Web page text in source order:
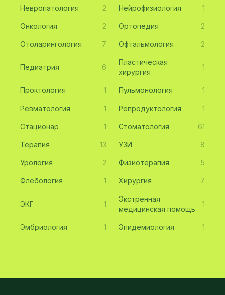
Невропатология 2 Нейрофизиология 1
Онкология 2 Ортопедия 2
Отоларингология 7 Офтальмология 2
Педиатрия 6
Пластическая
хирургия
1
Проктология 1 Пульмонология 1
Ревматология 1 Репродуктология 1
Стационар 1 Стоматология 61
Терапия 13 УЗИ 8
Урология 2 Физиотерапия 5
Флебология 1 Хирургия 7
ЭКГ 1
Экстренная
медицинская помощь
1
Эмбриология 1 Эпидемиология 1